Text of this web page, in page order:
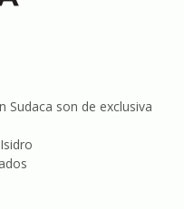
Sudaca son de exclusiva